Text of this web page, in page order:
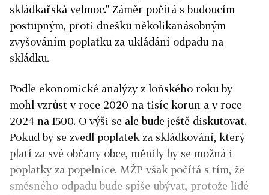
skládkařská velmoc." Záměr počítá s budoucím
postupným, proti dnešku několikanásobným
zvyšováním poplatku za ukládání odpadu na
skládku.
Podle ekonomické analýzy z loňského roku by
mohl vzrůst v roce 2020 na tisíc korun a v roce
2024 na 1500. O výši se ale bude ještě diskutovat.
Pokud by se zvedl poplatek za skládkování, který
platí za své občany obce, měnily by se možná i
poplatky za popelnice. MŽP však počítá s tím, že
směsného odpadu bude spíše ubývat, protože lidé